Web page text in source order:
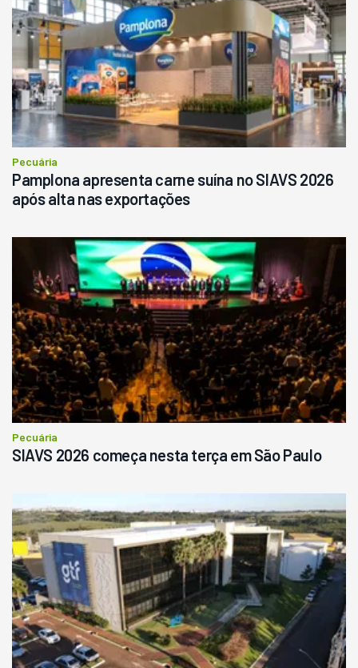
Londrina
R$ 145.000
Consultar
Pecuária
Pamplona apresenta carne suína no SIAVS 2026
após alta nas exportações
Pecuária
SIAVS 2026 começa nesta terça em São Paulo